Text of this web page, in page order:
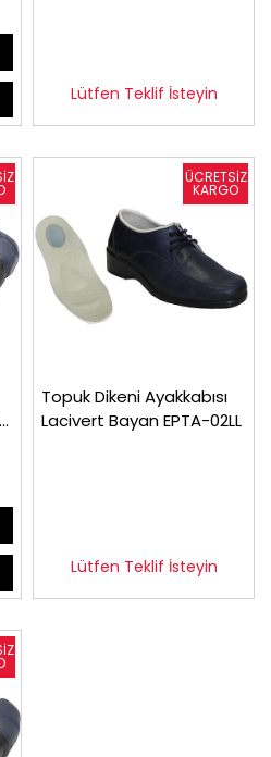
Lütfen Teklif İsteyin
Topuk Dikeni Ayakkabısı
Lacivert Bayan EPTA-02LL
Lütfen Teklif İsteyin